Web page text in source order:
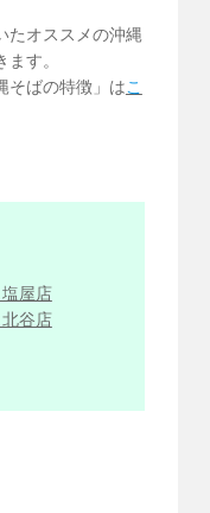
たオススメの沖縄
す。
そばの特徴」はこ
屋店
谷店